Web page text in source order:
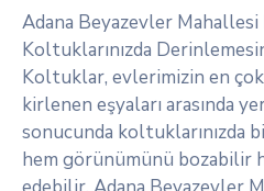
Adana Beyazevler Mahallesi
Koltuklarınızda
Koltuklar, evlerimizin en çok
kirlenen eşyaları arasında
sonucunda koltuklarınızda
hem görünümünü bozabilir